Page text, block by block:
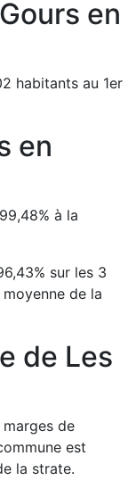
en
habitants au 1er
en
99,48% à la
% sur les 3
de la
de Les
de
est
la strate.